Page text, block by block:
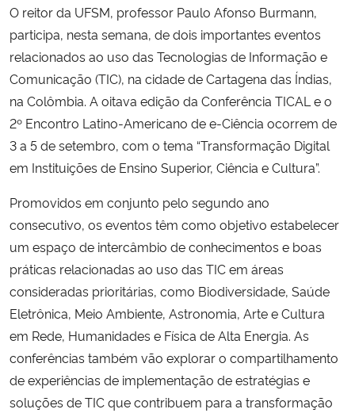
Ministério do Desenvolvimento Regional
Controladoria-Geral da União
Ministério da Mulher, da Família e dos Direitos Humanos
Secretaria de Governo
Gabinete de Segurança Institucional
Advocacia-Geral da União
O reitor da UFSM, professor Paulo Afonso Burmann,
participa, nesta semana, de dois importantes eventos
relacionados ao uso das Tecnologias de Informação e
Comunicação (TIC), na cidade de Cartagena das Índias,
na Colômbia. A oitava edição da Conferência TICAL e o
2º Encontro Latino-Americano de e-Ciência ocorrem de
3 a 5 de setembro, com o tema “Transformação Digital
em Instituições de Ensino Superior, Ciência e Cultura”.
Promovidos em conjunto pelo segundo ano
consecutivo, os eventos têm como objetivo estabelecer
um espaço de intercâmbio de conhecimentos e boas
práticas relacionadas ao uso das TIC em áreas
consideradas prioritárias, como Biodiversidade, Saúde
Eletrônica, Meio Ambiente, Astronomia, Arte e Cultura
em Rede, Humanidades e Física de Alta Energia. As
conferências também vão explorar o compartilhamento
de experiências de implementação de estratégias e
soluções de TIC que contribuem para a transformação